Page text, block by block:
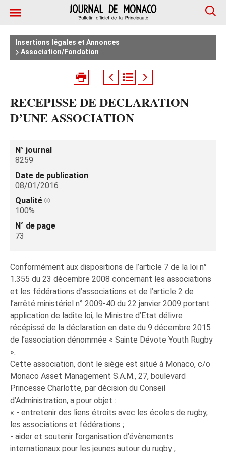
Insertions légales et Annonces
Association/Fondation
RECEPISSE DE DECLARATION
D’UNE ASSOCIATION
N° journal
8259
Date de publication
08/01/2016
Qualité
100%
N° de page
73
Conformément aux dispositions de l’article 7 de la loi n°
1.355 du 23 décembre 2008 concernant les associations
et les fédérations d’associations et de l’article 2 de
l’arrêté ministériel n° 2009-40 du 22 janvier 2009 portant
application de ladite loi, le Ministre d’Etat délivre
récépissé de la déclaration en date du 9 décembre 2015
de l’association dénommée « Sainte Dévote Youth Rugby
».
Cette association, dont le siège est situé à Monaco, c/o
Monaco Asset Management S.A.M., 27, boulevard
Princesse Charlotte, par décision du Conseil
d’Administration, a pour objet :
« - entretenir des liens étroits avec les écoles de rugby,
les associations et fédérations ;
- aider et soutenir l’organisation d’évènements
internationaux pour les jeunes autour du rugby ;